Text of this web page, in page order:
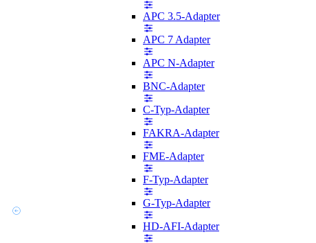
APC 3.5-Adapter
APC 7 Adapter
APC N-Adapter
BNC-Adapter
C-Typ-Adapter
FAKRA-Adapter
FME-Adapter
F-Typ-Adapter
G-Typ-Adapter
HD-AFI-Adapter